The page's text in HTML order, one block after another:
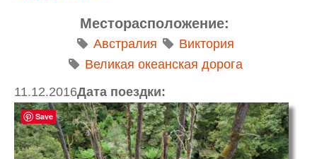
Месторасположение:
Австралия
Виктория
Великая океанская дорога
Дата поездки:
11.12.2016
Save